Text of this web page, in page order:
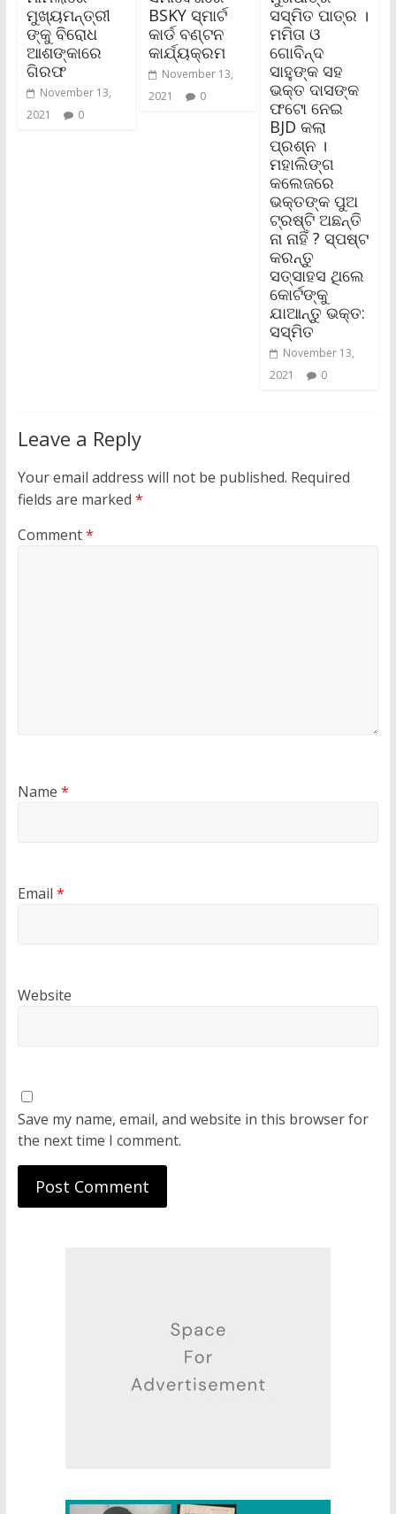
ମୁଖ୍ୟମନ୍ତ୍ରୀ
ଙ୍କୁ ବିରୋଧ
ଆଶଙ୍କାରେ
ଗିରଫ
November 13,
2021
0
BSKY ସ୍ମାର୍ଟ
କାର୍ଡ ବଣ୍ଟନ
କାର୍ଯ୍ୟକ୍ରମ
November 13,
2021
0
ସସ୍ମିତ ପାତ୍ର ।
ମମିତା ଓ
ଗୋବିନ୍ଦ
ସାହୁଙ୍କ ସହ
ଭକ୍ତ ଦାସଙ୍କ
ଫଟୋ ନେଇ
BJD କଲା
ପ୍ରଶ୍ନ ।
ମହାଲିଙ୍ଗ
କଲେଜରେ
ଭକ୍ତଙ୍କ ପୁଅ
ଟ୍ରଷ୍ଟି ଅଛନ୍ତି
ନା ନାହିଁ ? ସ୍ପଷ୍ଟ
କରନ୍ତୁ
ସତ୍‌ସାହସ ଥିଲେ
କୋର୍ଟଙ୍କୁ
ଯାଆନ୍ତୁ ଭକ୍ତ:
ସସ୍ମିତ
November 13,
2021
0
Leave a Reply
Your email address will not be published. Required
fields are marked *
Comment*
Name *
Email *
Website
Save my name, email, and website in this browser for
the next time I comment.